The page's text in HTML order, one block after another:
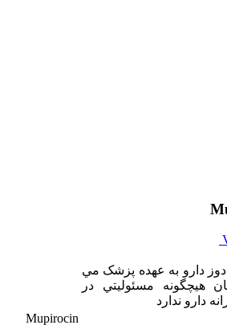
دارو به عهده پزشک مي
هيچگونه مسئوليتي در
ندارد
Mupirocin